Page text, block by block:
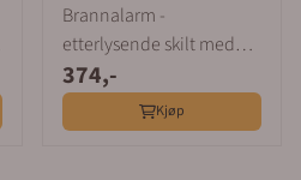
Brannalarm -
etterlysende skilt med
symbol
374,-
Kjøp